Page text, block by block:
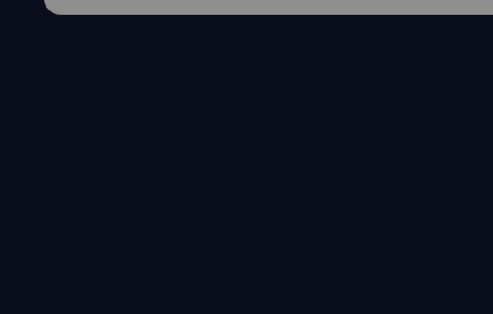
- Si c'est
exposée
hésitations
il ne la
été élue
Ensuite il